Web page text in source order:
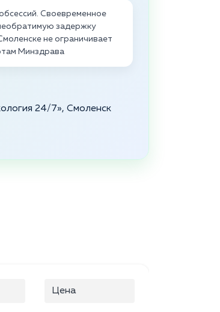
Своевременное
задержку
не ограничивает
Минздрава
24/7», Смоленск
Цена